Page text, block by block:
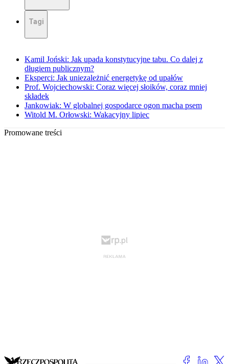
Tagi
Kamil Joński: Jak upada konstytucyjne tabu. Co dalej z
długiem publicznym?
Eksperci: Jak uniezależnić energetykę od upałów
Prof. Wojciechowski: Coraz więcej słoików, coraz mniej
składek
Jankowiak: W globalnej gospodarce ogon macha psem
Witold M. Orłowski: Wakacyjny lipiec
Promowane treści